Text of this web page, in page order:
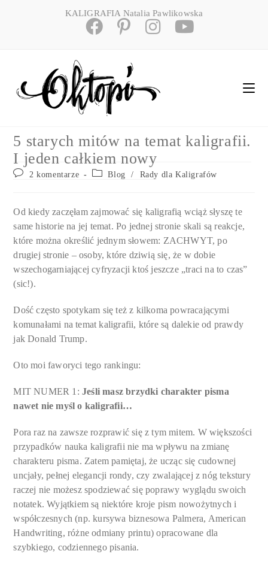
KALIGRAFIA Natalia Pawlikowska
5 starych mitów na temat kaligrafii.
I jeden całkiem nowy
Post 2 komentarze
Post Blog / Rady dla Kaligrafów
Od kiedy zaczęłam zajmować się kaligrafią wciąż słyszę te
same historie na jej temat. Po jednej stronie skali są reakcje,
które można określić jednym słowem: ZACHWYT, po
drugiej stronie – osoby, które dziwią się, że w dobie
wszechogarniającej cyfryzacji ktoś jeszcze „traci na to czas”
(sic!).
Dość często spotykam się też z kilkoma powracającymi
komunałami na temat kaligrafii, które są dalekie od prawdy
jak Donald Trump.
Oto moi faworyci tego rankingu:
MIT NUMER 1:Jeśli masz brzydki charakter pisma
nawet nie myśl o kaligrafii…
Pora raz na zawsze rozprawić się z tym mitem. W większości
przypadków nauka kaligrafii nie ma wpływu na zmianę
charakteru pisma. Zatem pamiętaj, że ucząc się cudownej
uncjały, pełnej elegancji rondy, czy zwalającej z nóg tekstury
raczej nie możesz spodziewać się poprawy wyglądu swoich
notatek. Wyjątkiem są niektóre kroje pism nowożytnych i
współczesnych (np. kursywa biznesowa Palmera, American
Handwriting, różne odmiany printu) opracowane dla
szybkiego, codziennego pisania.